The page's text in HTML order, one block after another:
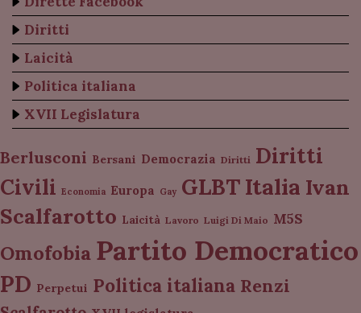
Diritti
Laicità
Politica italiana
XVII Legislatura
Berlusconi Bersani Democrazia Diritti Diritti
Civili Economia Europa Gay GLBT Italia Ivan
Scalfarotto Laicità Lavoro Luigi Di Maio M5S
Omofobia Partito Democratico
PD Perpetui Politica italiana Renzi